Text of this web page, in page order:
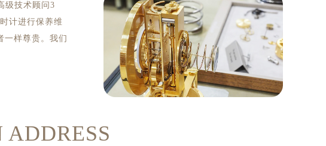
级技术顾问3
计进行保养维
一样尊贵。我们